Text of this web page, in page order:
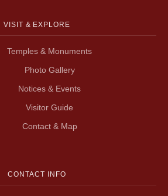
VISIT & EXPLORE
Temples & Monuments
Photo Gallery
Notices & Events
Visitor Guide
Contact & Map
CONTACT INFO